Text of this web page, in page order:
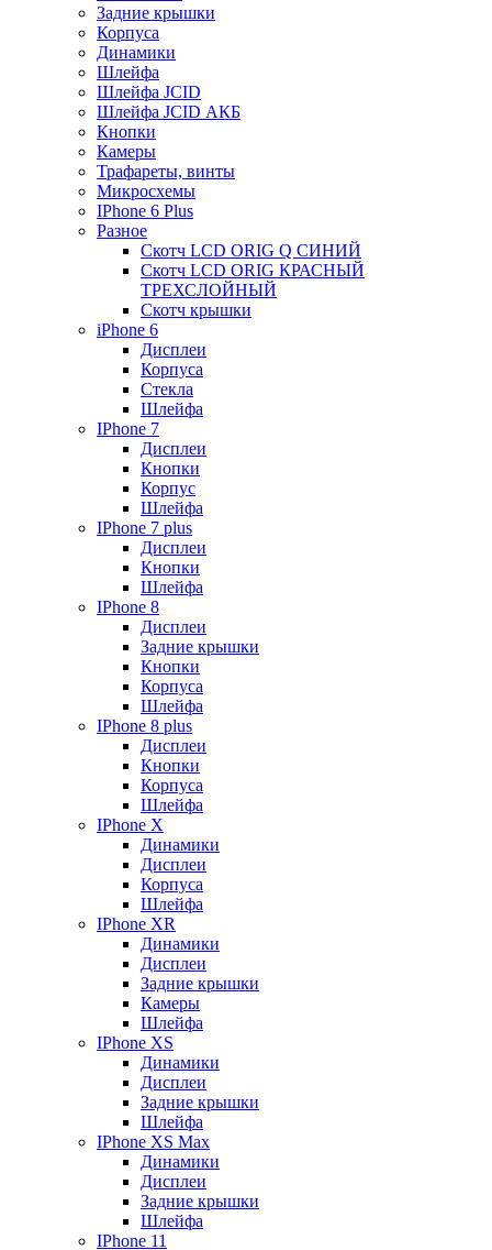
Задние крышки
Корпуса
Динамики
Шлейфа
Шлейфа JCID
Шлейфа JCID АКБ
Кнопки
Камеры
Трафареты, винты
Микросхемы
IPhone 6 Plus
Разное
Скотч LCD ORIG Q СИНИЙ
Скотч LCD ORIG КРАСНЫЙ
ТРЕХСЛОЙНЫЙ
Скотч крышки
iPhone 6
Дисплеи
Корпуса
Стекла
Шлейфа
IPhone 7
Дисплеи
Кнопки
Корпус
Шлейфа
IPhone 7 plus
Дисплеи
Кнопки
Шлейфа
IPhone 8
Дисплеи
Задние крышки
Кнопки
Корпуса
Шлейфа
IPhone 8 plus
Дисплеи
Кнопки
Корпуса
Шлейфа
IPhone X
Динамики
Дисплеи
Корпуса
Шлейфа
IPhone XR
Динамики
Дисплеи
Задние крышки
Камеры
Шлейфа
IPhone XS
Динамики
Дисплеи
Задние крышки
Шлейфа
IPhone XS Max
Динамики
Дисплеи
Задние крышки
Шлейфа
IPhone 11